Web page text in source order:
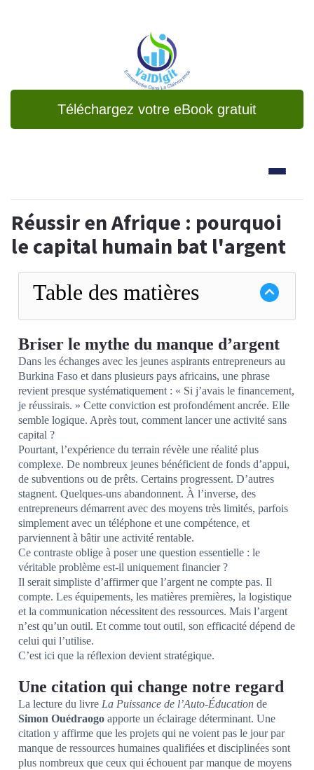
Téléchargez votre eBook gratuit
Réussir en Afrique : pourquoi
le capital humain bat l'argent
Table des matières
Briser le mythe du manque d’argent
Dans les échanges avec les jeunes aspirants entrepreneurs au
Burkina Faso et dans plusieurs pays africains, une phrase
revient presque systématiquement : « Si j’avais le financement,
je réussirais. » Cette conviction est profondément ancrée. Elle
semble logique. Après tout, comment lancer une activité sans
capital ?
Pourtant, l’expérience du terrain révèle une réalité plus
complexe. De nombreux jeunes bénéficient de fonds d’appui,
de subventions ou de prêts. Certains progressent. D’autres
stagnent. Quelques-uns abandonnent. À l’inverse, des
entrepreneurs démarrent avec des moyens très limités, parfois
simplement avec un téléphone et une compétence, et
parviennent à bâtir une activité rentable.
Ce contraste oblige à poser une question essentielle : le
véritable problème est-il uniquement financier ?
Il serait simpliste d’affirmer que l’argent ne compte pas. Il
compte. Les équipements, les matières premières, la logistique
et la communication nécessitent des ressources. Mais l’argent
n’est qu’un outil. Et comme tout outil, son efficacité dépend de
celui qui l’utilise.
C’est ici que la réflexion devient stratégique.
Une citation qui change notre regard
La lecture du livre La Puissance de l’Auto-Éducation de
Simon Ouédraogo apporte un éclairage déterminant. Une
citation y affirme que les projets qui ne voient pas le jour par
manque de ressources humaines qualifiées et disciplinées sont
plus nombreux que ceux qui échouent par manque de moyens